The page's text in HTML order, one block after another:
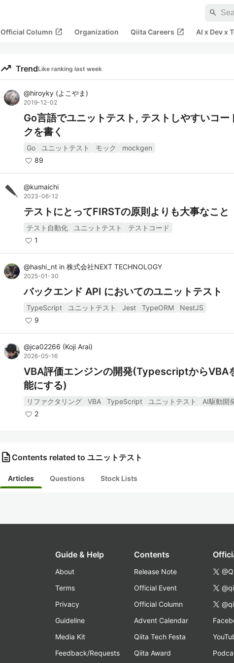
search
Official Column open_in_new Organization Qiita Careers open_in_new AI x Dev x
trending_up TrendLike ranking last week
@hiroyky (よこやま)
2019-12-02
Go言語でユニットテスト, テストしやすいコー
クを書く
Go ユニットテスト モック
mockgen
89
@kumaichi
2023-06-12
テストにとってFIRSTの原則よりも大事なこと
テスト自動化 ユニットテスト
テストコード
1
@hashi_nt in 株式会社NEXT TECHNOLOGY
2025-01-30
バックエンド API においてのユニットテスト
TypeScript ユニットテスト Jest TypeORM
NestJS
9
@jca02266 (Koji Arai)
2026-05-16
VBA評価エンジンの開発(TypescriptからVBA
能にする)
リファクタリング VBA TypeScript ユニットテスト
AI駆動開
2
description Contents related to ユニットテスト
Articles Questions Stock Lists
Guide & Help
About
Terms
Privacy
Guideline
Media Kit
Feedback/Requests
Contents
Release Note
Official Event
Official Column
Advent Calendar
Qiita Tech Festa
Qiita Award